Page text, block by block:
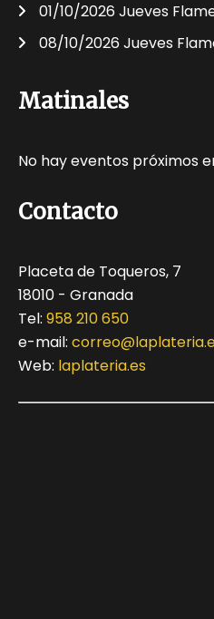
01/10/2026 Jueves
08/10/2026 Jueves
Matinales
No hay eventos próximos
Contacto
Placeta de Toqueros, 7
18010 - Granada
Tel: 958 210 650
e-mail:
Web: laplateria.es